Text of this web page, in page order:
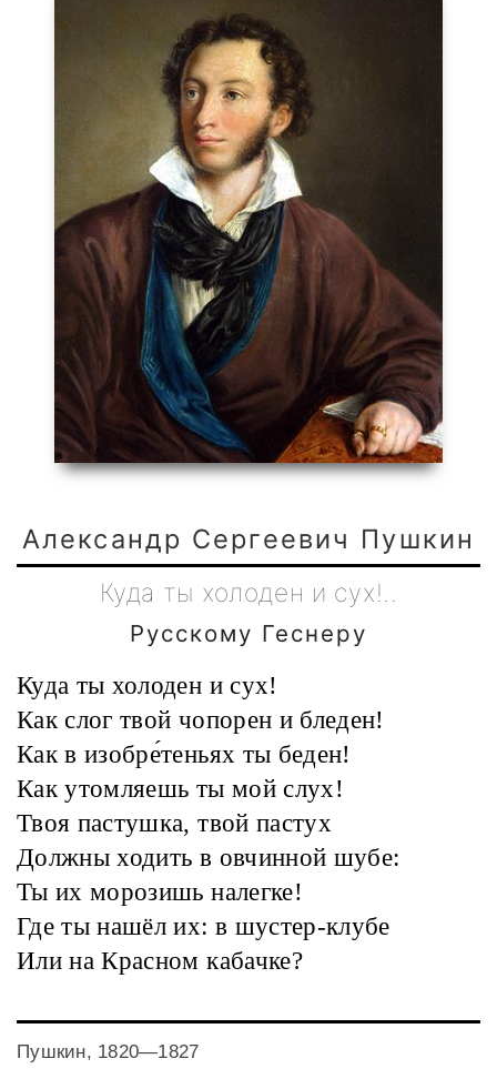
Александр Сергеевич Пушкин
Куда ты холоден и cyx!..
Русскому Геснеру
Куда ты холоден и cyx!
Как слог твой чопорен и бледен!
Как в изобре́теньях ты беден!
Как утомляешь ты мой слух!
Твоя пастушка, твой пастух
Должны ходить в овчинной шубе:
Ты их морозишь налегке!
Где ты нашёл их: в шустер-клубе
Или на Красном кабачке?
Пушкин, 1820—1827